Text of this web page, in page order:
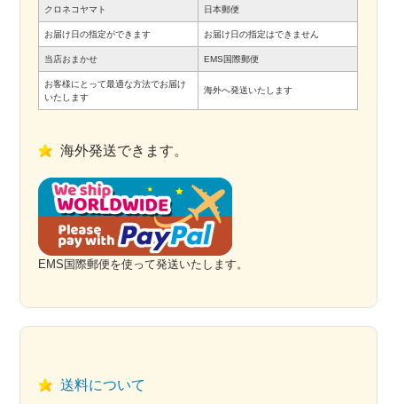
クロネコヤマト 日本郵便
お届け日の指定ができます お届け日の指定はできません
当店おまかせ EMS国際郵便
お客様にとって最適な方法でお届け
いたします
海外へ発送いたします
海外発送できます。
EMS国際郵便を使って発送いたします。
送料について